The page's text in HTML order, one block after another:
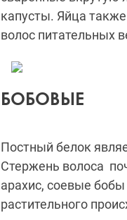
капусты. Яйца
волос питательных
БОБОВЫЕ
Постный белок
Стержень волоса
арахис, соевые
растительного